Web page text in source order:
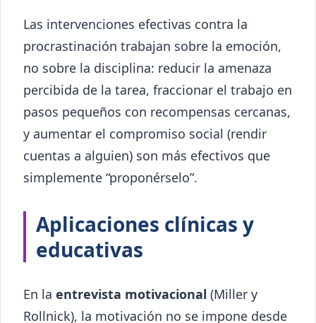
Las intervenciones efectivas contra la
procrastinación trabajan sobre la emoción,
no sobre la disciplina: reducir la amenaza
percibida de la tarea, fraccionar el trabajo en
pasos pequeños con recompensas cercanas,
y aumentar el compromiso social (rendir
cuentas a alguien) son más efectivos que
simplemente “proponérselo”.
Aplicaciones clínicas y
educativas
En la entrevista motivacional (Miller y
Rollnick), la motivación no se impone desde